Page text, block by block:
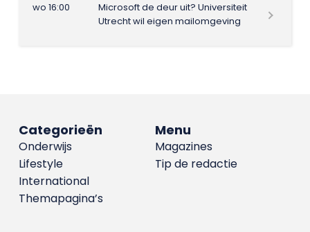
wo 16:00
Microsoft de deur uit? Universiteit
Utrecht wil eigen mailomgeving
Menu
Magazines
Tip de redactie
Categorieën
Onderwijs
Lifestyle
International
Themapagina’s